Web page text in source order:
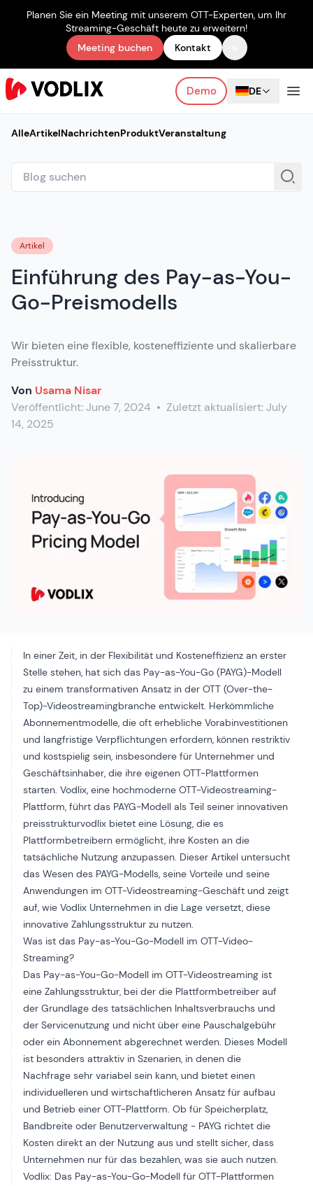
Planen Sie ein Meeting mit unserem OTT-Experten, um Ihr
Streaming-Geschäft heute zu erweitern!
Meeting buchen
Kontakt
Demo DE
AlleArtikelNachrichtenProduktVeranstaltung
Artikel
Einführung des Pay-as-You-
Go-Preismodells
Wir bieten eine flexible, kosteneffiziente und skalierbare
Preisstruktur.
Von Usama Nisar
Veröffentlicht:June 7, 2024 • Zuletzt aktualisiert:July
14, 2025
In einer Zeit, in der Flexibilität und Kosteneffizienz an erster
Stelle stehen, hat sich das Pay-as-You-Go (PAYG)-Modell
zu einem transformativen Ansatz in der OTT (Over-the-
Top)-Videostreamingbranche entwickelt. Herkömmliche
Abonnementmodelle, die oft erhebliche Vorabinvestitionen
und langfristige Verpflichtungen erfordern, können restriktiv
und kostspielig sein, insbesondere für Unternehmer und
Geschäftsinhaber, die ihre eigenen OTT-Plattformen
starten. Vodlix, eine hochmoderne OTT-Videostreaming-
Plattform, führt das PAYG-Modell als Teil seiner innovativen
preisstrukturvodlix bietet eine Lösung, die es
Plattformbetreibern ermöglicht, ihre Kosten an die
tatsächliche Nutzung anzupassen. Dieser Artikel untersucht
das Wesen des PAYG-Modells, seine Vorteile und seine
Anwendungen im OTT-Videostreaming-Geschäft und zeigt
auf, wie Vodlix Unternehmen in die Lage versetzt, diese
innovative Zahlungsstruktur zu nutzen.
Was ist das Pay-as-You-Go-Modell im OTT-Video-
Streaming?
Das Pay-as-You-Go-Modell im OTT-Videostreaming ist
eine Zahlungsstruktur, bei der die Plattformbetreiber auf
der Grundlage des tatsächlichen Inhaltsverbrauchs und
der Servicenutzung und nicht über eine Pauschalgebühr
oder ein Abonnement abgerechnet werden. Dieses Modell
ist besonders attraktiv in Szenarien, in denen die
Nachfrage sehr variabel sein kann, und bietet einen
individuelleren und wirtschaftlicheren Ansatz für aufbau
und Betrieb einer OTT-Plattform. Ob für Speicherplatz,
Bandbreite oder Benutzerverwaltung - PAYG richtet die
Kosten direkt an der Nutzung aus und stellt sicher, dass
Unternehmen nur für das bezahlen, was sie auch nutzen.
Vodlix: Das Pay-as-You-Go-Modell für OTT-Plattformen